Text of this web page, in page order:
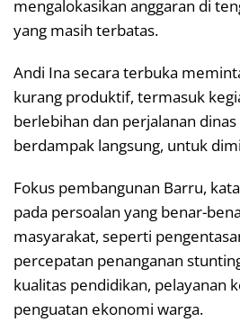
mengalokasikan anggaran di
yang masih terbatas.
Andi Ina secara terbuka
kurang produktif, termasuk
berlebihan dan perjalanan
berdampak langsung, untuk
Fokus pembangunan Barru,
pada persoalan yang benar-
masyarakat, seperti
percepatan penanganan
kualitas pendidikan, pelayanan
penguatan ekonomi warga.